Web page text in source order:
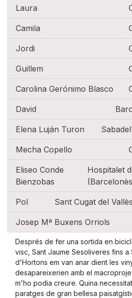
Laura
Camila
Jordi
Guillem
Carolina Gerónimo Blasco
David
Elena Luján Turon
Mecha Copello
Eliseo Conde
Bienzobas
Hospitalet
Pol Sant Cugat del
Josep Mª Buxens Orriols
Després de fer una sortida en
visc, Sant Jaume Sesoliveres fins a
d'Hortons em van anar dient les
desapareixerien amb el
m'ho podia creure. Quina
paratges de gran bellesa